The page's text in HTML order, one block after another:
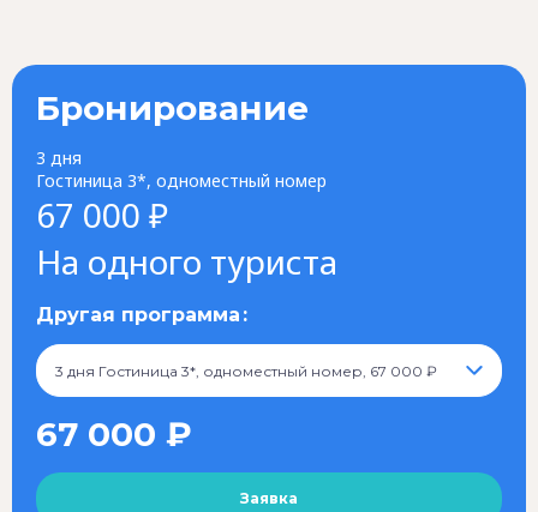
Бронирование
3 дня
Гостиница 3*, одноместный номер
67 000 ₽
На одного туриста
Другая программа
3 дня Гостиница 3*, одноместный номер, 67 000 ₽
67 000 ₽